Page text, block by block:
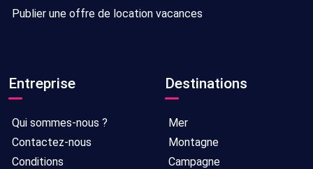
Publier une offre de location vacances
Entreprise
Qui sommes-nous ?
Contactez-nous
Conditions
Destinations
Mer
Montagne
Campagne